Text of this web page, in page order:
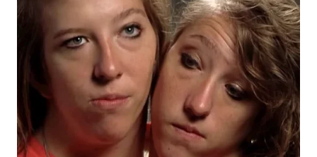
TAPANULI
UTARA
SAMOSIR
WN
PADANG